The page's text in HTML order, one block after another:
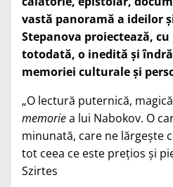
vastă panoramă a ideilor
Stepanova proiectează,
totodată, o inedită și
memoriei culturale și
„O lectură puternică,
memoriea lui Nabokov. O
minunată, care ne lărgește
tot ceea ce este prețios și
Szirtes